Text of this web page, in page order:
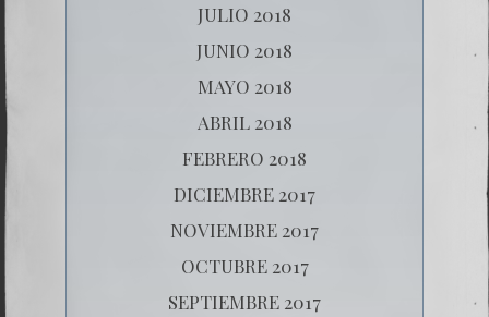
JULIO 2018
JUNIO 2018
MAYO 2018
ABRIL 2018
FEBRERO 2018
DICIEMBRE 2017
NOVIEMBRE 2017
OCTUBRE 2017
SEPTIEMBRE 2017